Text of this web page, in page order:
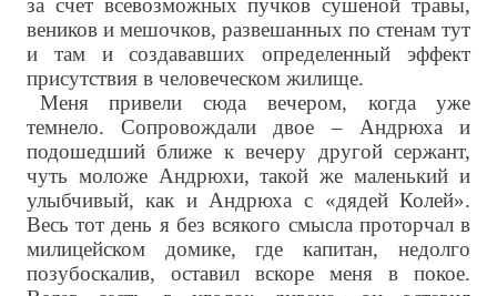
за счет всевозможных пучков сушеной травы,
веников и мешочков, развешанных по стенам тут
и там и создававших определенный эффект
присутствия в человеческом жилище.
Меня привели сюда вечером, когда уже
темнело. Сопровождали двое – Андрюха и
подошедший ближе к вечеру другой сержант,
чуть моложе Андрюхи, такой же маленький и
улыбчивый, как и Андрюха с «дядей Колей».
Весь тот день я без всякого смысла проторчал в
милицейском домике, где капитан, недолго
позубоскалив, оставил вскоре меня в покое.